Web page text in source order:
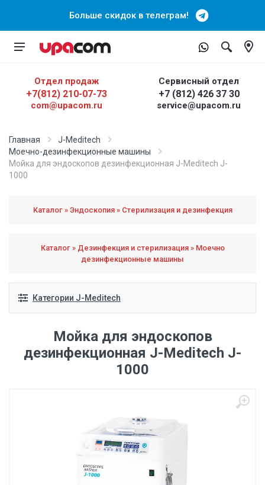
Больше скидок в телеграм!
Отдел продаж
+7(812) 210-07-73
com@upacom.ru
Сервисный отдел
+7 (812) 426 37 30
service@upacom.ru
Главная
J-Meditech
Моечно-дезинфекционные машины
Мойка для эндоскопов дезинфекционная J-Meditech J-
1000
Каталог » Эндоскопия » Стерилизация и дезинфекция
Каталог » Дезинфекция и стерилизация » Моечно
дезинфекционные машины
Категории J-Meditech
Мойка для эндоскопов
дезинфекционная J-Meditech J-
1000